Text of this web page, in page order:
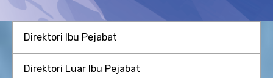
Direktori Ibu Pejabat
Direktori Luar Ibu Pejabat